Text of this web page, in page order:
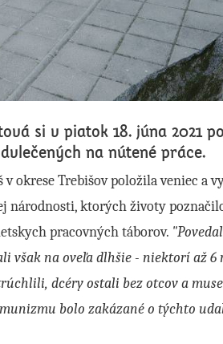
si v piatok 18. júna 2021
na nútené práce.
okrese Trebišov položila veniec a
národnosti, ktorých životy
pracovných táborov.
však na oveľa dlhšie - niektorí až
dcéry ostali bez otcov a
bolo zakázané o týchto